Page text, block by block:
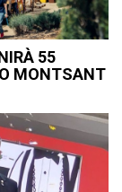
55
MONTSANT